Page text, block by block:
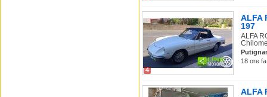
4
ALFA
197
ALFA
18 ore
ALFA